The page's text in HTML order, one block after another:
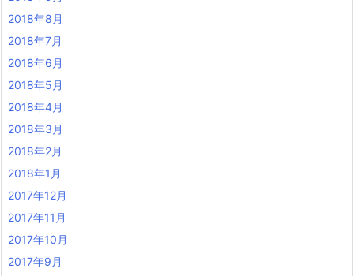
2018年8月
2018年7月
2018年6月
2018年5月
2018年4月
2018年3月
2018年2月
2018年1月
2017年12月
2017年11月
2017年10月
2017年9月